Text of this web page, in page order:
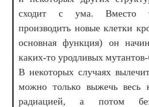
сходит с ума. Вместо
производить новые клетки
основная функция) он
каких-то уродливых мутантов-
В некоторых случаях
можно только выжечь весь
радиацией, а потом